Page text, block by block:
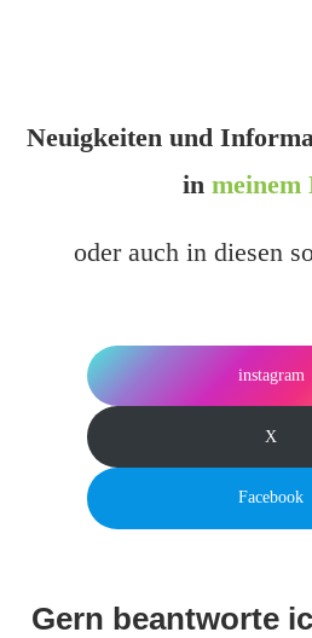
Neuigkeiten und
in meinem
oder auch in diesen
instagram
X
Facebook
Gern beantworte